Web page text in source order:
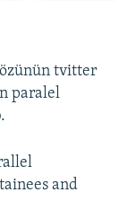
özünün tvitter
paralel
and